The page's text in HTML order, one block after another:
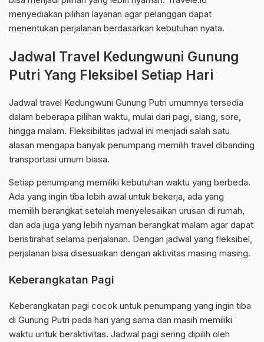
menyediakan pilihan layanan agar pelanggan dapat
menentukan perjalanan berdasarkan kebutuhan nyata.
Jadwal Travel Kedungwuni Gunung
Putri Yang Fleksibel Setiap Hari
Jadwal travel Kedungwuni Gunung Putri umumnya tersedia
dalam beberapa pilihan waktu, mulai dari pagi, siang, sore,
hingga malam. Fleksibilitas jadwal ini menjadi salah satu
alasan mengapa banyak penumpang memilih travel dibanding
transportasi umum biasa.
Setiap penumpang memiliki kebutuhan waktu yang berbeda.
Ada yang ingin tiba lebih awal untuk bekerja, ada yang
memilih berangkat setelah menyelesaikan urusan di rumah,
dan ada juga yang lebih nyaman berangkat malam agar dapat
beristirahat selama perjalanan. Dengan jadwal yang fleksibel,
perjalanan bisa disesuaikan dengan aktivitas masing masing.
Keberangkatan Pagi
Keberangkatan pagi cocok untuk penumpang yang ingin tiba
di Gunung Putri pada hari yang sama dan masih memiliki
waktu untuk beraktivitas. Jadwal pagi sering dipilih oleh